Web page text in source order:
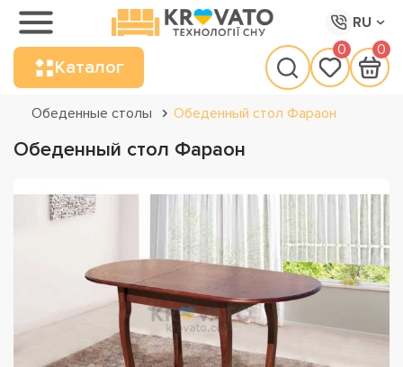
RU
Каталог
0 0
Обеденные столы Обеденный стол Фараон
Обеденный стол Фараон